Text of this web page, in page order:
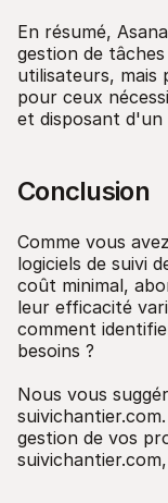
En résumé,
gestion de
utilisateurs, mais
pour ceux
et disposant d'un
Conclusion
Comme vous
logiciels de suivi
coût minimal,
leur efficacité
comment
besoins ?
Nous vous
gestion de vos